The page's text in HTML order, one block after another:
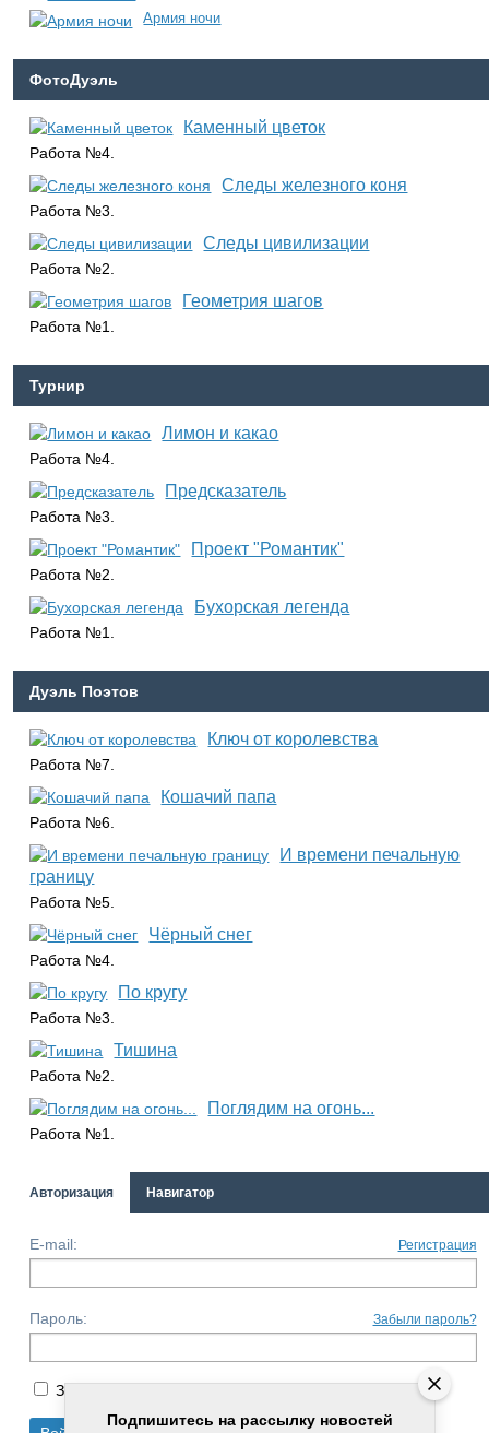
Армия ночи
ФотоДуэль
Каменный цветок
Работа №4.
Следы железного коня
Работа №3.
Следы цивилизации
Работа №2.
Геометрия шагов
Работа №1.
Турнир
Лимон и какао
Работа №4.
Предсказатель
Работа №3.
Проект "Романтик"
Работа №2.
Бухорская легенда
Работа №1.
Дуэль Поэтов
Ключ от королевства
Работа №7.
Кошачий папа
Работа №6.
И времени печальную
границу
Работа №5.
Чёрный снег
Работа №4.
По кругу
Работа №3.
Тишина
Работа №2.
Поглядим на огонь...
Работа №1.
Авторизация Навигатор
E-mail: Регистрация
Пароль: Забыли пароль?
Запомнить меня
Подпишитесь на рассылку новостей